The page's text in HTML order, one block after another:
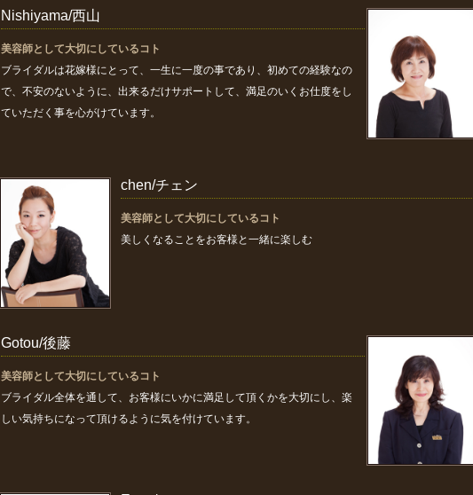
Nishiyama/西山
美容師として大切にしているコト
ブライダルは花嫁様にとって、一生に一度の事であり、初めての経験なの
で、不安のないように、出来るだけサポートして、満足のいくお仕度をし
ていただく事を心がけています。
chen/チェン
美容師として大切にしているコト
美しくなることをお客様と一緒に楽しむ
Gotou/後藤
美容師として大切にしているコト
ブライダル全体を通して、お客様にいかに満足して頂くかを大切にし、楽
しい気持ちになって頂けるように気を付けています。